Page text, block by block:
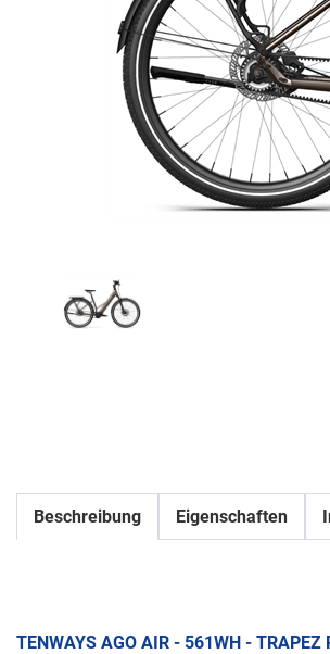
Beschreibung Eigenschaften
TENWAYS AGO AIR - 561WH - TRAPEZ